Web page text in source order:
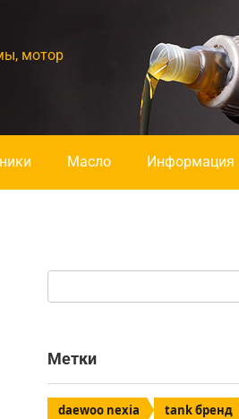
мотор
Масло Информация
Метки
daewoo nexia
tank бренд